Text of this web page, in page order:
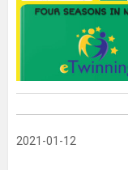
2021-01-12